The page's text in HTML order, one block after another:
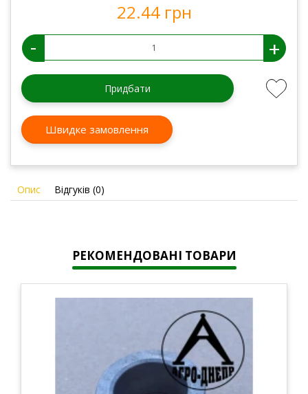
22.44 грн
- +
Придбати
Швидке замовлення
Опис Відгуків (0)
РЕКОМЕНДОВАНІ ТОВАРИ